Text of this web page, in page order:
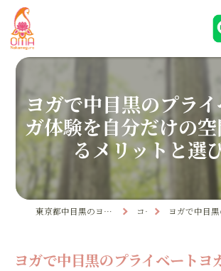
ヨガで中目黒のプラ
ガ体験を自分だけの
るメリットと選
東京都中目黒のヨガならYoga & Ayurveda OMA コラム ヨガで中目黒のプライベートヨガ
ヨガで中目黒のプライベートヨ